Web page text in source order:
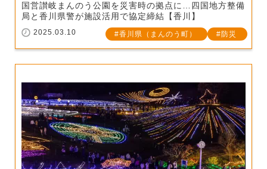
国営讃岐まんのう公園を災害時の拠点に…四国地方整備
局と香川県警が施設活用で協定締結【香川】
2025.03.10 香川県（まんのう町） 防災